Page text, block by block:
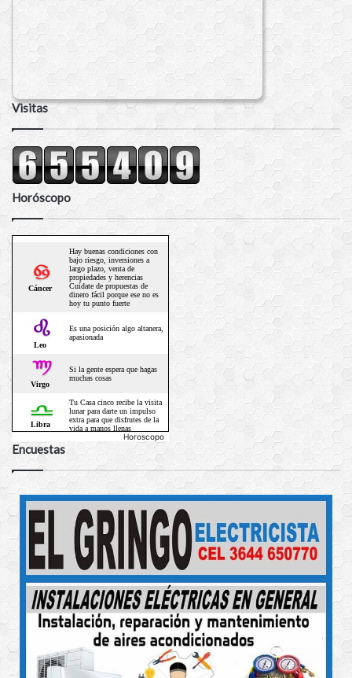
Visitas
Horóscopo
Horoscopo
Encuestas